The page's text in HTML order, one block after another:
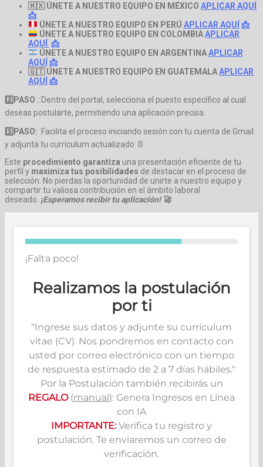
🇲🇽 ÚNETE A NUESTRO EQUIPO EN MÉXICO APLICAR AQUÍ
📩
ÚNETE A NUESTRO EQUIPO EN PERÚ APLICAR AQUÍ 📩
ÚNETE A NUESTRO EQUIPO EN COLOMBIAAPLICAR
AQUÍ
📩
ÚNETE A NUESTRO EQUIPO EN ARGENTINAAPLICAR
AQUÍ 📩
🇬🇹 ÚNETE A NUESTRO EQUIPO EN GUATEMALAAPLICAR
AQUÍ 📩
2️⃣ PASO : Dentro del portal, selecciona el puesto específico al cual
deseas postularte, permitiendo una aplicación precisa.
3️⃣ PASO: Facilita el proceso iniciando sesión con tu cuenta de Gmail
y adjunta tu currículum actualizado 📄.
Este procedimiento garantiza una presentación eficiente de tu
perfil y maximiza tus posibilidades de destacar en el proceso de
selección. No pierdas la oportunidad de unirte a nuestro equipo y
compartir tu valiosa contribución en el ámbito laboral
deseado. ¡Esperamos recibir tu aplicación! 🚀